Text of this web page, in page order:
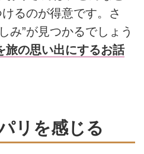
るのが得意です。さ
み”が見つかるでしょう
旅の思い出にするお話
リを感じる